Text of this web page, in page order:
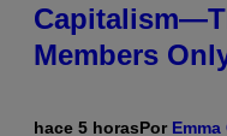
Members
hace 5 horasPor Emma